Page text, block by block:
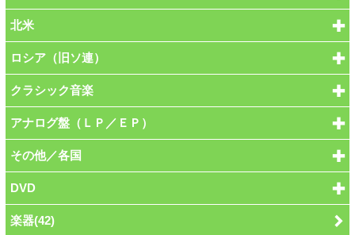
北米
ロシア（旧ソ連）
クラシック音楽
アナログ盤（ＬＰ／ＥＰ）
その他／各国
DVD
楽器(42)